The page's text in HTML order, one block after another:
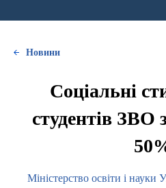
Новини
Соціальні
студентів ЗВО
Міністерство освіти і науки